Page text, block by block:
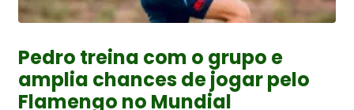
Pedro treina com o grupo e
amplia chances de jogar pelo
Flamengo no Mundial